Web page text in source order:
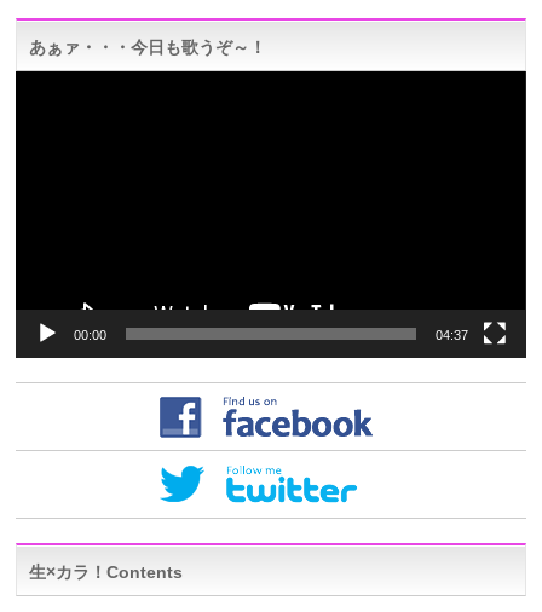
あぁァ・・・今日も歌うぞ～！
00:00 04:37
生×カラ！Contents